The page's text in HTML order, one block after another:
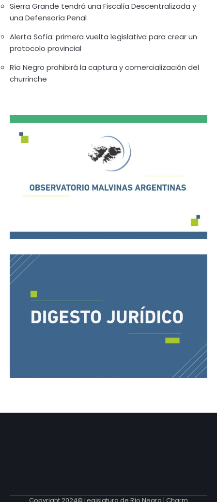
Sierra Grande tendrá una Fiscalía Descentralizada y
una Defensoría Penal
Alerta Sofía: primera vuelta legislativa para crear un
protocolo provincial
Río Negro prohibirá la captura y comercialización del
churrinche